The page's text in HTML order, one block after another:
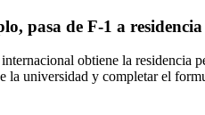
pasa de F-1 a
obtiene la residencia
universidad y completar el